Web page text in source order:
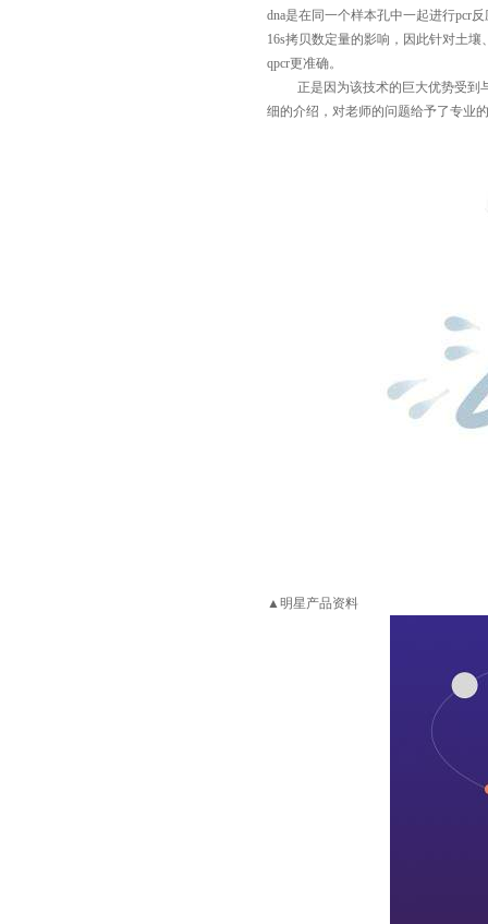
dna是在同一个样本孔中一起进行pcr
16s拷贝数定量的影响，因此针对土壤
qpcr更准确。
正是因为该技术的巨大优势受到
细的介绍，对老师的问题给予了专业
▲明星产品资料